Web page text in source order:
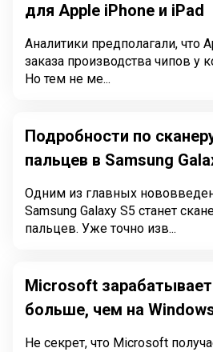
для Apple iPhone и iPad
Аналитики предполагали, что
заказа производства чипов у
Но тем не ме...
Подробности по
пальцев в Samsung
Одним из главных
Samsung Galaxy S5 станет
пальцев. Уже точно изв...
Microsoft
больше, чем на
Не секрет, что Microsoft